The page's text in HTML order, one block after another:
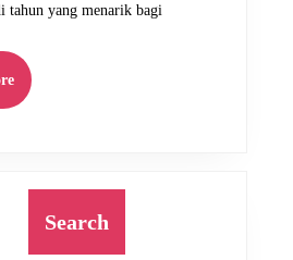
Bisa
tahun yang menarik bagi
Read
More
Search